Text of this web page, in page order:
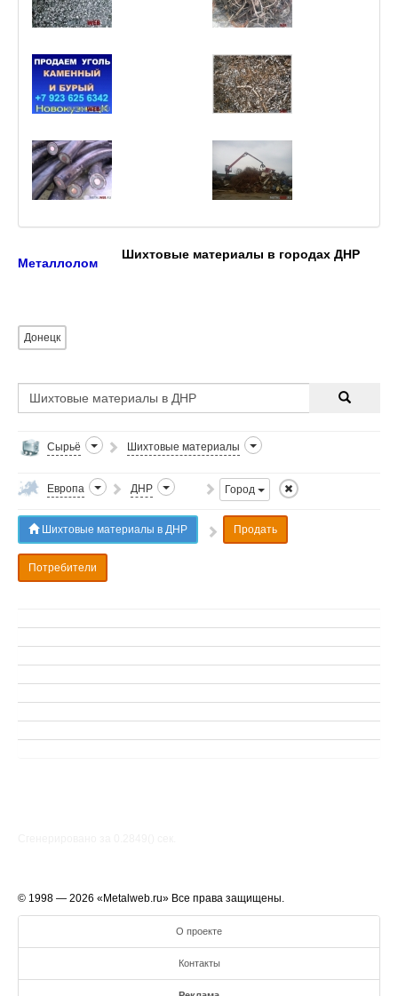
Металлолом
Шихтовые материалы в городах ДНР
Донецк
Сырьё Шихтовые материалы
Европа ДНР Город
Шихтовые материалы в ДНР Продать
Потребители
© 1998 — 2026 «Metalweb.ru» Все права защищены.
О проекте
Контакты